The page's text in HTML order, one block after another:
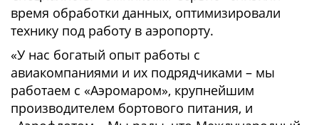
время обработки данных, оптимизировали
технику под работу в аэропорту.
«У нас богатый опыт работы с
авиакомпаниями и их подрядчиками – мы
работаем с «Аэромаром», крупнейшим
производителем бортового питания, и